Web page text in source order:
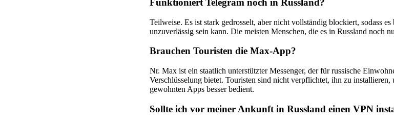
Funktioniert Telegram noch in Russland?
Teilweise. Es ist stark gedrosselt, aber nicht vollständig blockiert, sodass
unzuverlässig sein kann. Die meisten Menschen, die es in Russland noch
Brauchen Touristen die Max-App?
Nr. Max ist ein staatlich unterstützter Messenger, der für russische
Verschlüsselung bietet. Touristen sind nicht verpflichtet, ihn zu
gewohnten Apps besser bedient.
Sollte ich vor meiner Ankunft in Russland einen VPN